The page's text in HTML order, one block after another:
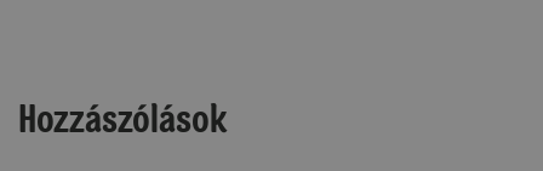
Hozzászólások